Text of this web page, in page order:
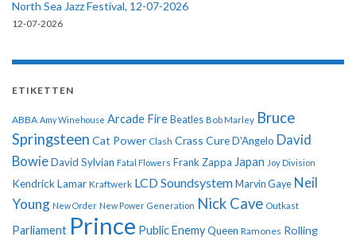
North Sea Jazz Festival, 12-07-2026
12-07-2026
ETIKETTEN
ABBA Amy Winehouse Arcade Fire Beatles Bob Marley Bruce
Springsteen Cat Power Clash Crass CureD'Angelo David
BowieDavid Sylvian Fatal Flowers Frank Zappa Japan Joy Division
Kendrick Lamar Kraftwerk LCD Soundsystem Marvin Gaye Neil
Young New Order New Power Generation Nick Cave Outkast
Parliament Prince Public EnemyQueen Ramones Rolling